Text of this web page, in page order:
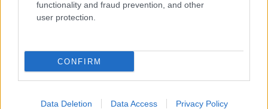
functionality and fraud prevention, and other
user protection.
CONFIRM
Data Deletion Data Access Privacy Policy